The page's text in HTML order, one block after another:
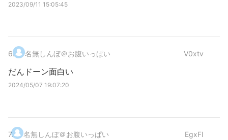
2023/09/11 15:05:45
6. 名無しんぼ＠お腹いっぱい V0xtv
だんドーン面白い
2024/05/07 19:07:20
7. 名無しんぼ＠お腹いっぱい EgxFI